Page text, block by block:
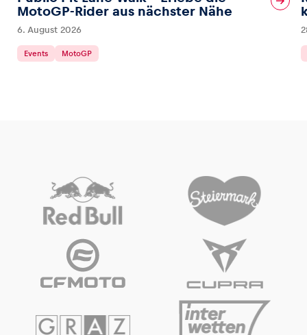
MotoGP-Rider aus nächster Nähe
6. August 2026
Events MotoGP